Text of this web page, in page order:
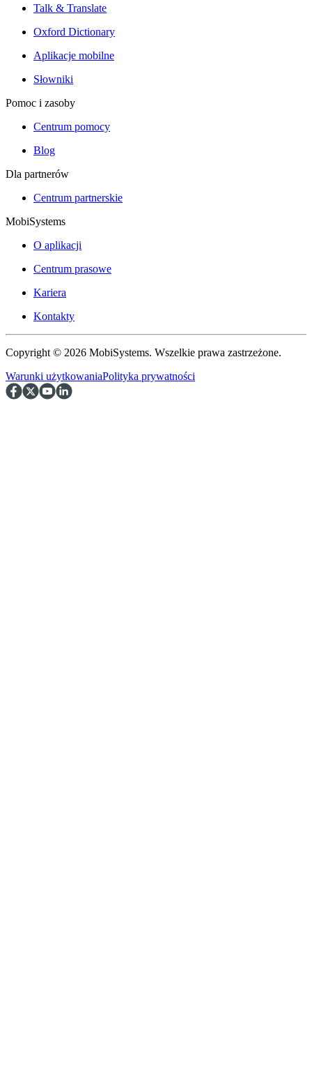
Talk & Translate
Oxford Dictionary
Aplikacje mobilne
Słowniki
Pomoc i zasoby
Centrum pomocy
Blog
Dla partnerów
Centrum partnerskie
MobiSystems
O aplikacji
Centrum prasowe
Kariera
Kontakty
Copyright © 2026 MobiSystems. Wszelkie prawa zastrzeżone.
Warunki użytkowaniaPolityka prywatności